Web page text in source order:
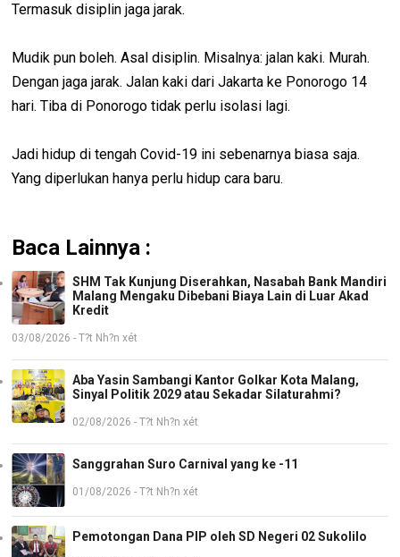
Termasuk disiplin jaga jarak.
Mudik pun boleh. Asal disiplin. Misalnya: jalan kaki. Murah.
Dengan jaga jarak. Jalan kaki dari Jakarta ke Ponorogo 14
hari. Tiba di Ponorogo tidak perlu isolasi lagi.
Jadi hidup di tengah Covid-19 ini sebenarnya biasa saja.
Yang diperlukan hanya perlu hidup cara baru.
Baca Lainnya :
SHM Tak Kunjung Diserahkan, Nasabah Bank Mandiri
Malang Mengaku Dibebani Biaya Lain di Luar Akad
Kredit
03/08/2026 - T?t Nh?n xét
Aba Yasin Sambangi Kantor Golkar Kota Malang,
Sinyal Politik 2029 atau Sekadar Silaturahmi?
02/08/2026 - T?t Nh?n xét
Sanggrahan Suro Carnival yang ke -11
01/08/2026 - T?t Nh?n xét
Pemotongan Dana PIP oleh SD Negeri 02 Sukolilo